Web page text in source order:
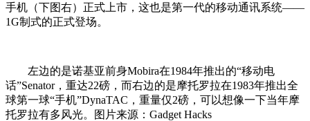
手机（下图右）正式上市，这也是第一代的移动通讯系统——
1G制式的正式登场。
左边的是诺基亚前身Mobira在1984年推出的“移动电
话”Senator，重达22磅，而右边的是摩托罗拉在1983年推出全
球第一球“手机”DynaTAC，重量仅2磅，可以想像一下当年摩
托罗拉有多风光。图片来源：Gadget Hacks